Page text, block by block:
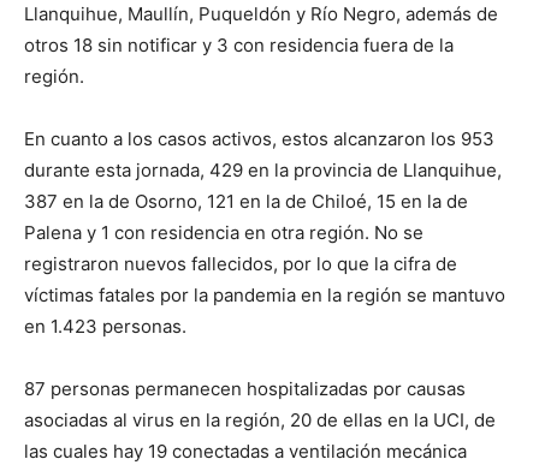
Llanquihue, Maullín, Puqueldón y Río Negro, además de
otros 18 sin notificar y 3 con residencia fuera de la
región.
En cuanto a los casos activos, estos alcanzaron los 953
durante esta jornada, 429 en la provincia de Llanquihue,
387 en la de Osorno, 121 en la de Chiloé, 15 en la de
Palena y 1 con residencia en otra región. No se
registraron nuevos fallecidos, por lo que la cifra de
víctimas fatales por la pandemia en la región se mantuvo
en 1.423 personas.
87 personas permanecen hospitalizadas por causas
asociadas al virus en la región, 20 de ellas en la UCI, de
las cuales hay 19 conectadas a ventilación mecánica